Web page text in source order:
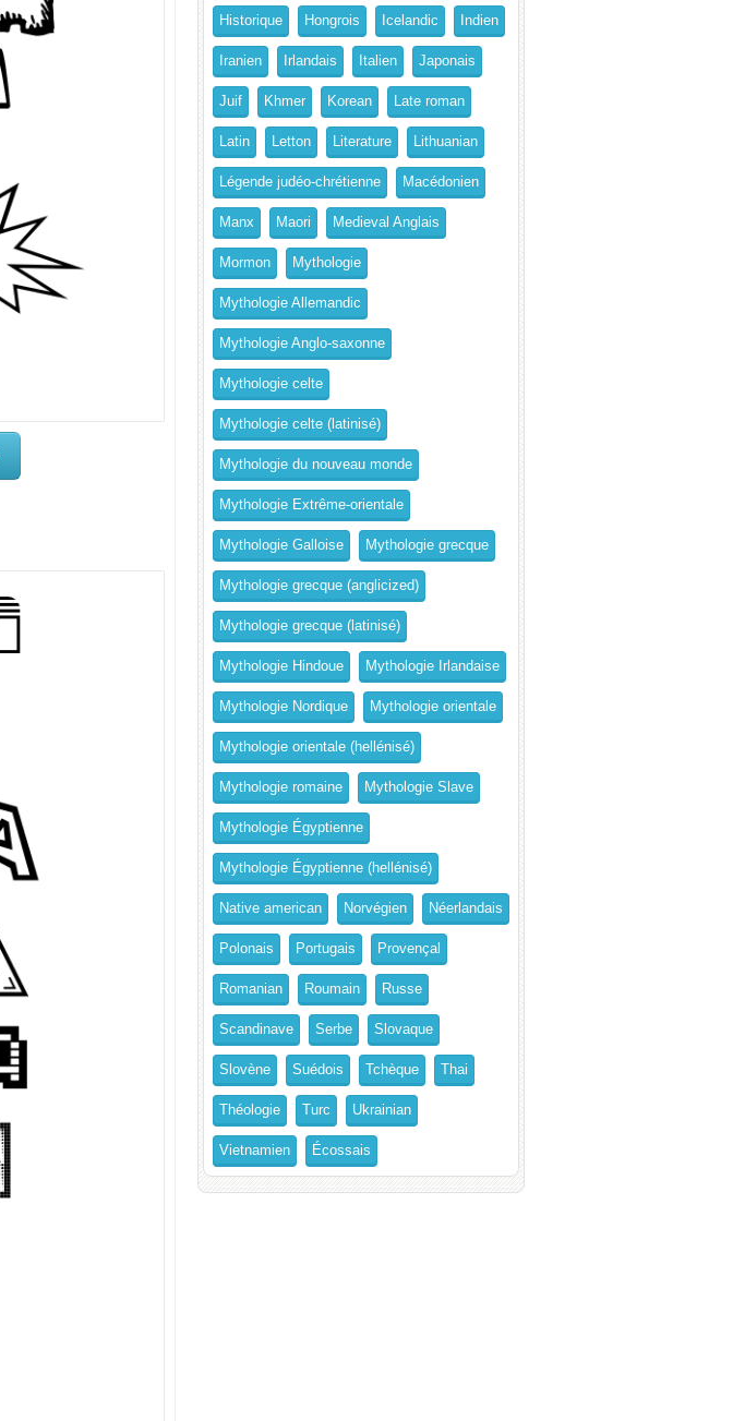
Historique Hongrois Icelandic Indien
Iranien Irlandais Italien Japonais
Juif Khmer Korean Late roman
Latin Letton Literature Lithuanian
Légende judéo-chrétienne Macédonien
Manx Maori Medieval Anglais
Mormon Mythologie
Mythologie Allemandic
Mythologie Anglo-saxonne
Mythologie celte
Mythologie celte (latinisé)
Mythologie du nouveau monde
Mythologie Extrême-orientale
Mythologie Galloise Mythologie grecque
Mythologie grecque (anglicized)
Mythologie grecque (latinisé)
Mythologie Hindoue Mythologie Irlandaise
Mythologie Nordique Mythologie orientale
Mythologie orientale (hellénisé)
Mythologie romaine Mythologie Slave
Mythologie Égyptienne
Mythologie Égyptienne (hellénisé)
Native american Norvégien Néerlandais
Polonais Portugais Provençal
Romanian Roumain Russe
Scandinave Serbe Slovaque
Slovène Suédois Tchèque Thai
Théologie Turc Ukrainian
Vietnamien Écossais